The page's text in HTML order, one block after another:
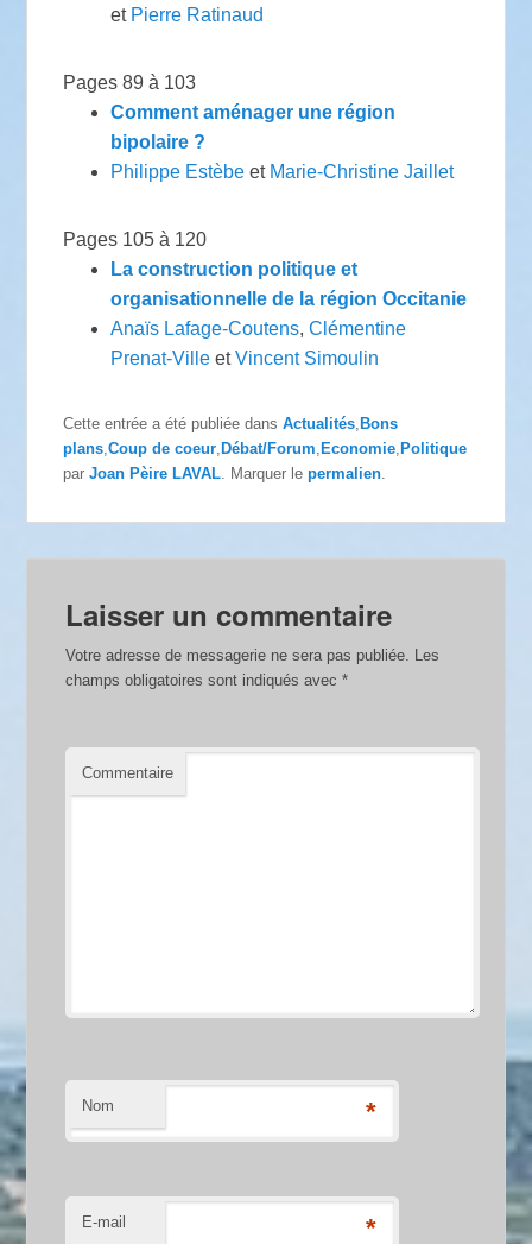
et Pierre Ratinaud
Pages 89 à 103
Comment aménager une région
bipolaire ?
Philippe Estèbe et Marie-Christine Jaillet
Pages 105 à 120
La construction politique et
organisationnelle de la région Occitanie
Anaïs Lafage-Coutens,Clémentine
Prenat-Ville etVincent Simoulin
Cette entrée a été publiée dansActualités ,Bons
plans ,Coup de coeur ,Débat/Forum ,Economie ,Politique
parJoan Pèire LAVAL . Marquer lepermalien
Laisser un commentaire
Votre adresse de messagerie ne sera pas publiée. Les
champs obligatoires sont indiqués avec*
Commentaire
Nom *
E-mail *